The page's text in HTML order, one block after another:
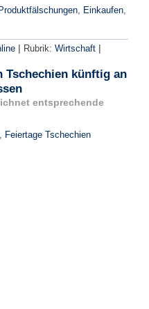
Produktfälschungen, Einkaufen,
| Rubrik: Wirtschaft |
Tschechien künftig an
entsprechende
, Feiertage Tschechien